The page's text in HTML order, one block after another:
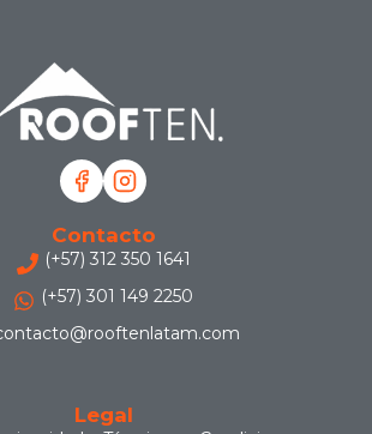
Contacto
(+57) 312 350 1641
(+57) 301 149 2250
Legal